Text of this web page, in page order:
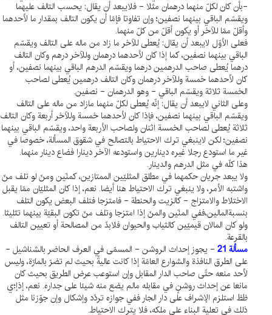
-بأن كان لكلّ منهما درهمان مثلا - فلايبعد أن يقال: يحسب التالف عليهما
ويقسّم الباقي بينهما نصفين؛ وإن تفاوتا فإمّا أن يكون التالف بمقدار ما لأحدهما
وأقلّ ممّا للآخر أو يكون أقلّ من كلّ منهما.
فعلى الأوّل لايبعد أن يقال: يُعطى للآخر ما زاد من ماله على التالف ويقسّم
الباقي بينهما نصفين، كما إذا كان لأحدهما درهمان وللآخر درهم وكان التالف
درهما يُعطى صاحب الدرهمين درهما ويقسّم الدرهم الباقي بينهما نصفين، أو
كان لأحدهما خمسة وللآخر درهمان وكان التالف درهمين يُعطى لصاحب
الخمسة ثلاثة ويقسّم الباقي - وهو الدرهمان - نصفين.
وعلى الثاني لايبعد أن يقال: إنّه يُعطى لكلّ منهما مازاد من ماله على التالف
ويقسّم الباقي بينهما نصفين، فإذا كان لأحدهما خمسة وللآخر أربعة وكان التالف
ثلاثة يُعطى لصاحب الخمسة اثنان ولصاحب الأربعة واحد، ويقسّم الباقي بينهما
نصفين؛ لكن لاينبغي ترك الاحتياط بالتصالح في شقوق المسألة، خصوصا في
غير ما استودع رجلا غيره دينارين واستودعه الآخر دينارا فضاع دينار منهما.
هذا كلّه في مثل الدرهم والدينار.
ولا يبعد جريان حكمهما في مطلق المثليّين الممتازين، كمنّين ومنّ لو تلف منّ
واشتبه الأمر، ولا ينبغي ترك الاحتياط هنا أيضا. نعم، إذا كان المثليّان ممّا يقبل
الاختلاط والامتزاج - كالزيت والحنطة - فامتزجا فتلف البعض يكون التلف
بنسبةالمالين،ففي المنّين والمنّ إذا امتزجا وتلف منّ تكون البقيّة بينهما تثليثا.
ولو كان المالان قيميّين كالثياب والحيوان فلابدّ من المصالحة أو تعيين التالف
بالقرعة.
مسألة 21
- يجوز إحداث الروشن - المسمّى في العرف الحاضر بالشناشيل -
على الطرق النافذة والشوارع العامّة إذا كانت عاليةً بحيث لم تضرّ بالمارّة، وليس
لأحد منعه حتّى صاحب الدار المقابل وإن استوعب عرض الطريق بحيث كان
مانعا عن إحداث روشنٍ في مقابله مالم يضع منه شيئا على جداره. نعم، إذإ؛ي
ظظ استلزم الإشراف على دار الجار ففي جوازه تردّد وإشكال وإن جوّزنا مثل
ذلك في تعلية البناء على ملكه، فلا يترك الاحتياط.